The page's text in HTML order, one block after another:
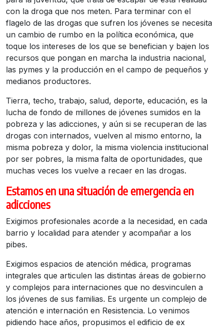
con la droga que nos meten. Para terminar con el
flagelo de las drogas que sufren los jóvenes se necesita
un cambio de rumbo en la política económica, que
toque los intereses de los que se benefician y bajen los
recursos que pongan en marcha la industria nacional,
las pymes y la producción en el campo de pequeños y
medianos productores.
Tierra, techo, trabajo, salud, deporte, educación, es la
lucha de fondo de millones de jóvenes sumidos en la
pobreza y las adicciones, y aún si se recuperan de las
drogas con internados, vuelven al mismo entorno, la
misma pobreza y dolor, la misma violencia institucional
por ser pobres, la misma falta de oportunidades, que
muchas veces los vuelve a recaer en las drogas.
Estamos en una situación de emergencia en
adicciones
Exigimos profesionales acorde a la necesidad, en cada
barrio y localidad para atender y acompañar a los
pibes.
Exigimos espacios de atención médica, programas
integrales que articulen las distintas áreas de gobierno
y complejos para internaciones que no desvinculen a
los jóvenes de sus familias. Es urgente un complejo de
atención e internación en Resistencia. Lo venimos
pidiendo hace años, propusimos el edificio de ex